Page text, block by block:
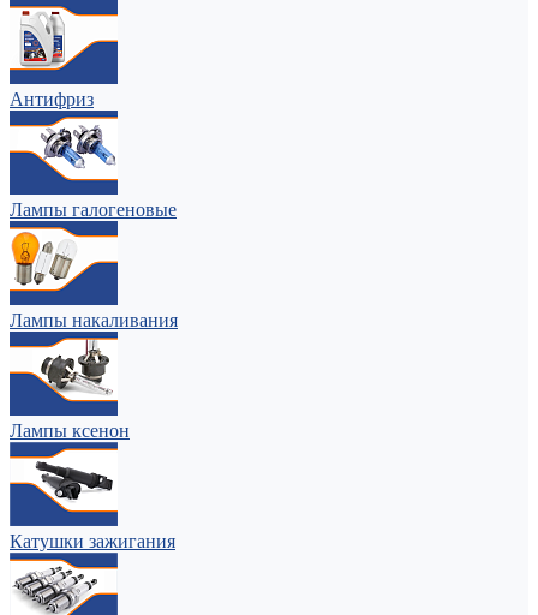
Антифриз
Лампы галогеновые
Лампы накаливания
Лампы ксенон
Катушки зажигания